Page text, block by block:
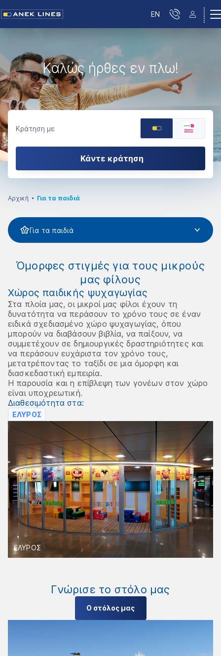
EN
Καλώς ήρθες εν πλω!
Κράτηση με
Κάντε κράτηση
Αρχική Για τα παιδιά
Για τα παιδιά
Όμορφες στιγμές για τους μικρούς
μας φίλους
ΕΛΥΡΟΣ
Χώρος παιδικής ψυχαγωγίας
Στα πλοία μας, οι μικροί μας φίλοι έχουν τη
δυνατότητα να περάσουν το χρόνο τους σε έναν
ειδικά σχεδιασμένο χώρο ψυχαγωγίας, όπου
μπορούν να διαβάσουν βιβλία, να παίξουν, να
συμμετέχουν σε δημιουργικές δραστηριότητες και
να περάσουν ευχάριστα τον χρόνο τους,
μετατρέποντας το ταξίδι σε μια όμορφη και
διασκεδαστική εμπειρία.
Η παρουσία και η επίβλεψη των γονέων στον χώρο
είναι υποχρεωτική.
Διαθεσιμότητα στα:
ΕΛΥΡΟΣ
Γνώρισε το στόλο μας
Ο στόλος μας